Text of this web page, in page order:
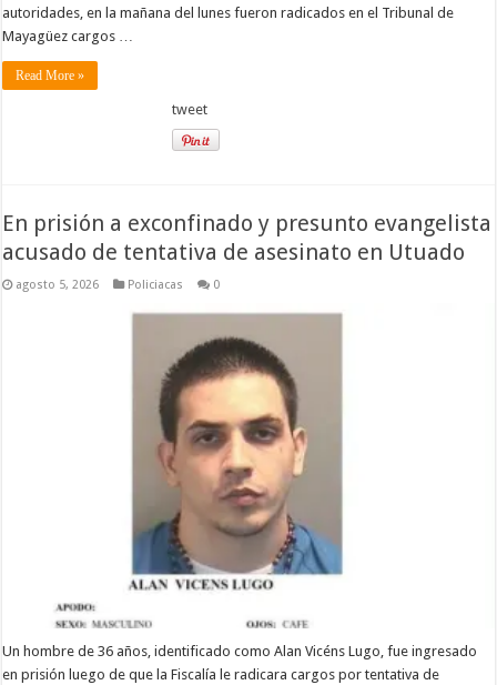
autoridades, en la mañana del lunes fueron radicados en el Tribunal de
Mayagüez cargos …
Read More »
tweet
En prisión a exconfinado y presunto evangelista
acusado de tentativa de asesinato en Utuado
agosto 5, 2026 Policiacas 0
Un hombre de 36 años, identificado como Alan Vicéns Lugo, fue ingresado
en prisión luego de que la Fiscalía le radicara cargos por tentativa de